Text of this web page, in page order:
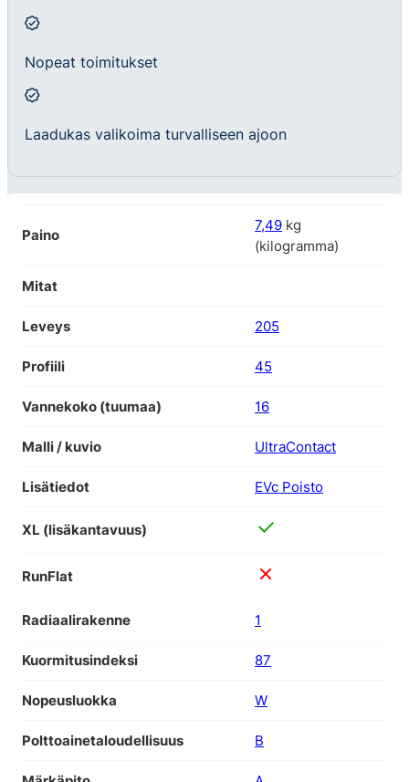
Nopeat toimitukset
Laadukas valikoima turvalliseen ajoon
Paino
7,49 kg
(kilogramma)
Mitat
Leveys 205
Profiili 45
Vannekoko (tuumaa) 16
Malli / kuvio UltraContact
Lisätiedot EVc Poisto
XL (lisäkantavuus)
RunFlat
Radiaalirakenne 1
Kuormitusindeksi 87
Nopeusluokka W
Polttoainetaloudellisuus B